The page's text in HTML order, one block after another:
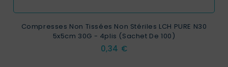
Compresses Non Tissées Non Stériles LCH PURE N30
5x5cm 30G - 4plis (sachet De 100)
Prix
0,34 €